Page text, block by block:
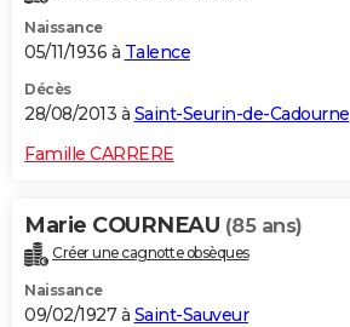
Naissance
05/11/1936 à Talence
Décès
28/08/2013 à Saint-Seurin-de-Cadourne
Famille CARRERE
Marie COURNEAU (85 ans)
Créer une cagnotte obsèques
Naissance
09/02/1927 à Saint-Sauveur